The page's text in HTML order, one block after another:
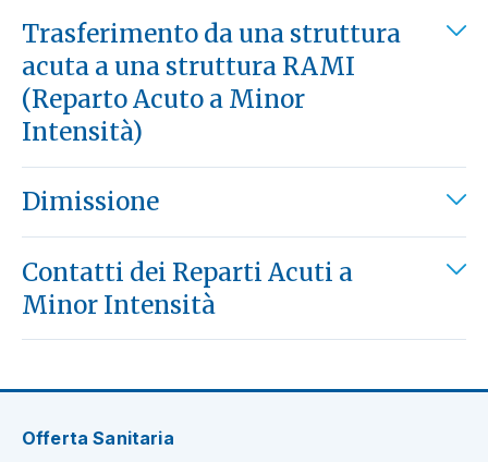
Trasferimento da una struttura
acuta a una struttura RAMI
(Reparto Acuto a Minor
Intensità)
Dimissione
Contatti dei Reparti Acuti a
Minor Intensità
Offerta Sanitaria